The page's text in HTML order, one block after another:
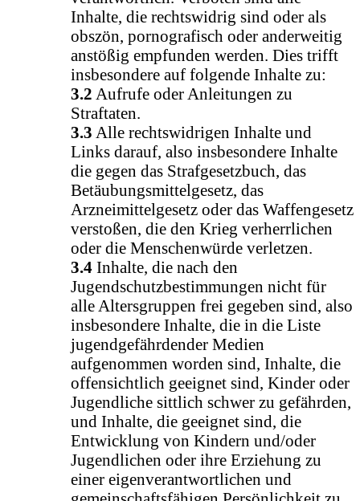
Inhalte, die rechtswidrig sind oder als
obszön, pornografisch oder anderweitig
anstößig empfunden werden. Dies trifft
insbesondere auf folgende Inhalte zu:
3.2 Aufrufe oder Anleitungen zu
Straftaten.
3.3 Alle rechtswidrigen Inhalte und
Links darauf, also insbesondere Inhalte
die gegen das Strafgesetzbuch, das
Betäubungsmittelgesetz, das
Arzneimittelgesetz oder das Waffengesetz
verstoßen, die den Krieg verherrlichen
oder die Menschenwürde verletzen.
3.4 Inhalte, die nach den
Jugendschutzbestimmungen nicht für
alle Altersgruppen frei gegeben sind, also
insbesondere Inhalte, die in die Liste
jugendgefährdender Medien
aufgenommen worden sind, Inhalte, die
offensichtlich geeignet sind, Kinder oder
Jugendliche sittlich schwer zu gefährden,
und Inhalte, die geeignet sind, die
Entwicklung von Kindern und/oder
Jugendlichen oder ihre Erziehung zu
einer eigenverantwortlichen und